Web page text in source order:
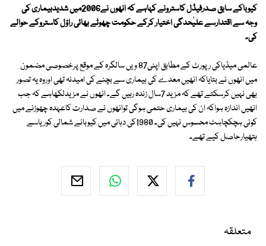
کیوباکے سابق صدرفیڈل کاسترونے کہاہے کہ انھوں نے2006میں شدیدبیماری کی
وجہ سے اقتدارسے علیٰحدگی اختیار کرکے حکومت چھوٹے بھائی راؤل کاستروکے حوالے
کی۔
عالمی میڈیاکی رپورٹ کے مطابق اپنی87 ویں سالگرہ کے موقع پرخصوصی مضمون
میں انھوں نے بتایاکہ انھیں معدے کی بیماری سے بچنے کی امیدنہ تھی اوروہ یہ تصور
بھی نہیں کرسکتے تھے کہ مزید 7سال زندہ رہیں گے۔ انھوں نے مزیدلکھاہے کہ جب
انھیں اندازہ ہواکہ ان کی بیماری حتمی ہوگی توانھوں نے صدارت کاعہدہ چھوڑنے میں
کوئی ہچکچاہٹ محسوس نہیں کی۔ 1980کی دہائی میں کیوبانے شمالی کوریاسے
ہتھیارحاصل کیے تھے۔
متعلقہ